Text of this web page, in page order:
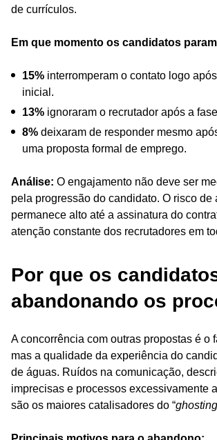
de currículos.
Em que momento os candidatos
15% interromperam o contato logo
inicial.
13% ignoraram o recrutador após a
8% deixaram de responder mesmo
uma proposta formal de emprego.
Análise: O engajamento não deve ser
pela progressão do candidato. O risco de
permanece alto até a assinatura do
atenção constante dos recrutadores em
Por que os
abandonando os
A concorrência com outras propostas é o
mas a qualidade da experiência do
de águas. Ruídos na comunicação,
imprecisas e processos excessivamente
são os maiores catalisadores do “ghosting